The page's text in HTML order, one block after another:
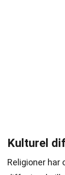
Kulturel
Religioner har